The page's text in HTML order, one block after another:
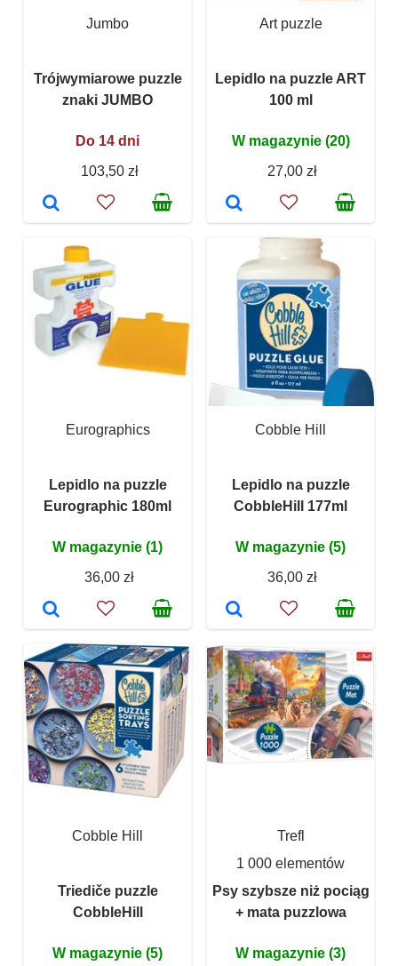
Jumbo
Trójwymiarowe puzzle
znaki JUMBO
Do 14 dni
103,50 zł
Art puzzle
Lepidlo na puzzle ART
100 ml
W magazynie (20)
27,00 zł
Eurographics
Lepidlo na puzzle
Eurographic 180ml
W magazynie (1)
36,00 zł
Cobble Hill
Lepidlo na puzzle
CobbleHill 177ml
W magazynie (5)
36,00 zł
Cobble Hill
Triediče puzzle
CobbleHill
W magazynie (5)
Trefl
1 000 elementów
Psy szybsze niż pociąg
+ mata puzzlowa
W magazynie (3)